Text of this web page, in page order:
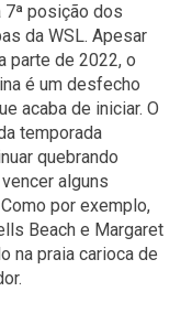
7ª posição dos
da WSL. Apesar
parte de 2022, o
é um desfecho
acaba de iniciar. O
temporada
quebrando
alguns
por exemplo,
Beach e Margaret
na praia carioca de